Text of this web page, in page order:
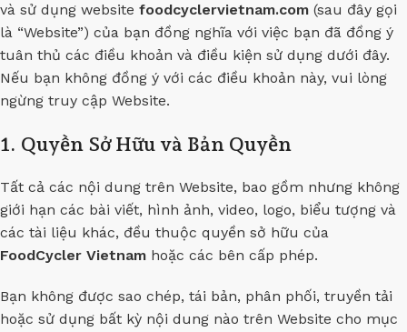
và sử dụng website foodcyclervietnam.com (sau đây gọi
là “Website”) của bạn đồng nghĩa với việc bạn đã đồng ý
tuân thủ các điều khoản và điều kiện sử dụng dưới đây.
Nếu bạn không đồng ý với các điều khoản này, vui lòng
ngừng truy cập Website.
1. Quyền Sở Hữu và Bản Quyền
Tất cả các nội dung trên Website, bao gồm nhưng không
giới hạn các bài viết, hình ảnh, video, logo, biểu tượng và
các tài liệu khác, đều thuộc quyền sở hữu của
FoodCycler Vietnam hoặc các bên cấp phép.
Bạn không được sao chép, tái bản, phân phối, truyền tải
hoặc sử dụng bất kỳ nội dung nào trên Website cho mục